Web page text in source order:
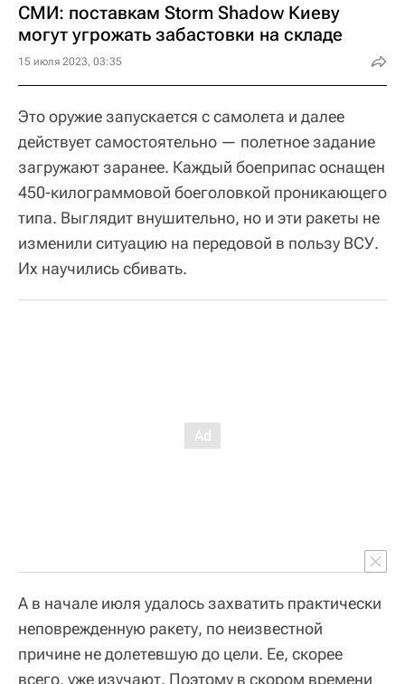
СМИ: поставкам Storm Shadow Киеву
могут угрожать забастовки на складе
15 июля 2023, 03:35
Это оружие запускается с самолета и далее
действует самостоятельно — полетное задание
загружают заранее. Каждый боеприпас оснащен
450-килограммовой боеголовкой проникающего
типа. Выглядит внушительно, но и эти ракеты не
изменили ситуацию на передовой в пользу ВСУ.
Их научились сбивать.
А в начале июля удалось захватить практически
неповрежденную ракету, по неизвестной
причине не долетевшую до цели. Ее, скорее
всего, уже изучают. Поэтому в скором времени